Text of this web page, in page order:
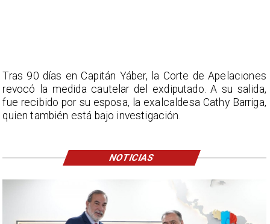
Tras 90 días en Capitán Yáber, la Corte de Apelaciones
revocó la medida cautelar del exdiputado. A su salida,
fue recibido por su esposa, la exalcaldesa Cathy Barriga,
quien también está bajo investigación.
NOTICIAS